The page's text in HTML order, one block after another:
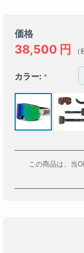
価格
38,500 円 （
カラー:
この商品は、当